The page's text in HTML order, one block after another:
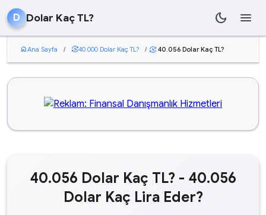
D Dolar Kaç TL? dark_mode menu
homeAna Sayfa / currency_exchange40.000 Dolar Kaç TL? / currency_exchange 40.056 Dolar Kaç TL?
40.056 Dolar Kaç TL? - 40.056
Dolar Kaç Lira Eder?